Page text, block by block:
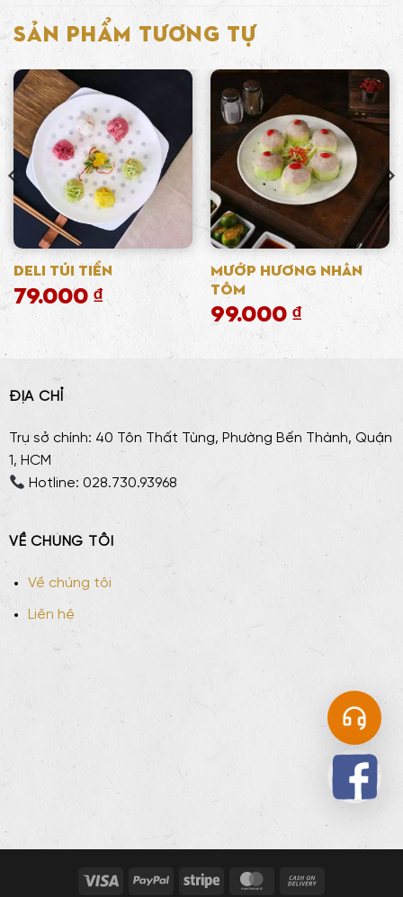
SẢN PHẨM TƯƠNG TỰ
Deli túi tiền
79.000₫
Mướp Hương Nhân
Tôm
99.000₫
ĐỊA CHỈ
Trụ sở chính: 40 Tôn Thất Tùng, Phường Bến Thành, Quận
1, HCM
Hotline: 028.730.93968
VỀ CHÚNG TÔI
Về chúng tôi
Liên hệ
Visa PayPal Stripe MasterCard